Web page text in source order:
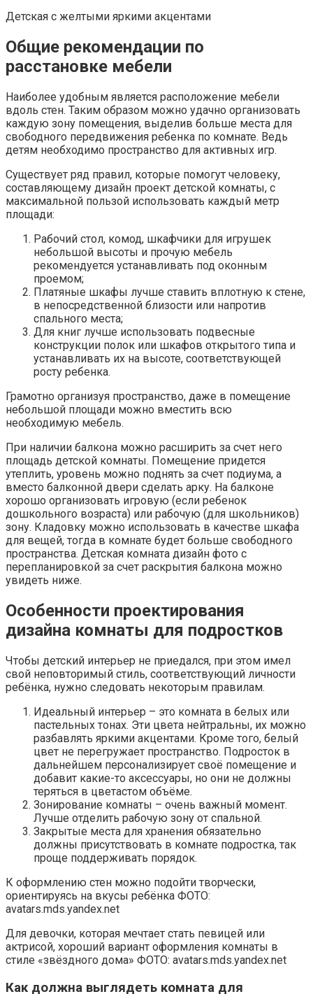
Детская с желтыми яркими акцентами
Общие рекомендации по
расстановке мебели
Наиболее удобным является расположение мебели
вдоль стен. Таким образом можно удачно организовать
каждую зону помещения, выделив больше места для
свободного передвижения ребенка по комнате. Ведь
детям необходимо пространство для активных игр.
Существует ряд правил, которые помогут человеку,
составляющему дизайн проект детской комнаты, с
максимальной пользой использовать каждый метр
площади:
Рабочий стол, комод, шкафчики для игрушек
небольшой высоты и прочую мебель
рекомендуется устанавливать под оконным
проемом;
Платяные шкафы лучше ставить вплотную к стене,
в непосредственной близости или напротив
спального места;
Для книг лучше использовать подвесные
конструкции полок или шкафов открытого типа и
устанавливать их на высоте, соответствующей
росту ребенка.
Грамотно организуя пространство, даже в помещение
небольшой площади можно вместить всю
необходимую мебель.
При наличии балкона можно расширить за счет него
площадь детской комнаты. Помещение придется
утеплить, уровень можно поднять за счет подиума, а
вместо балконной двери сделать арку. На балконе
хорошо организовать игровую (если ребенок
дошкольного возраста) или рабочую (для школьников)
зону. Кладовку можно использовать в качестве шкафа
для вещей, тогда в комнате будет больше свободного
пространства. Детская комната дизайн фото с
перепланировкой за счет раскрытия балкона можно
увидеть ниже.
Особенности проектирования
дизайна комнаты для подростков
Чтобы детский интерьер не приедался, при этом имел
свой неповторимый стиль, соответствующий личности
ребёнка, нужно следовать некоторым правилам.
Идеальный интерьер – это комната в белых или
пастельных тонах. Эти цвета нейтральны, их можно
разбавлять яркими акцентами. Кроме того, белый
цвет не перегружает пространство. Подросток в
дальнейшем персонализирует своё помещение и
добавит какие-то аксессуары, но они не должны
теряться в цветастом объёме.
Зонирование комнаты – очень важный момент.
Лучше отделить рабочую зону от спальной.
Закрытые места для хранения обязательно
должны присутствовать в комнате подростка, так
проще поддерживать порядок.
К оформлению стен можно подойти творчески,
ориентируясь на вкусы ребёнка ФОТО:
avatars.mds.yandex.net
Для девочки, которая мечтает стать певицей или
актрисой, хороший вариант оформления комнаты в
стиле «звёздного дома» ФОТО: avatars.mds.yandex.net
Как должна выглядеть комната для